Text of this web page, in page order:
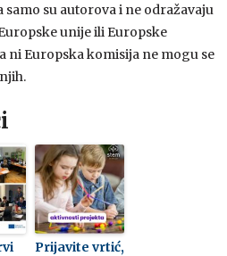
su autorova i ne odražavaju
unije ili Europske
ni Europska komisija ne mogu se
Prijavite vrtić,